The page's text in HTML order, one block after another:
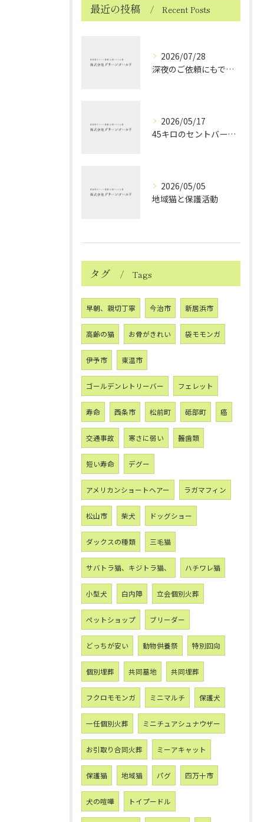
最近の投稿 Recent Posts
2026/07/28
深夜のご依頼にもできる限り対応しております ～ハムスターちゃんのお見送り～
2026/05/17
45キロのセントバーナードちゃんのお見送り
2026/05/05
地域猫と保護活動
タグ Tags
早朝、親切丁寧 今治市 新居浜市
高齢の猫 お骨がきれい 袋モモンガ
伊予市 東温市
ゴールデンレトリーバー フェレット
寿命 西条市 松前町 砥部町 癌
交通事故 寒さに弱い 齧歯類
短い寿命 デグー
アメリカンショートヘアー ラガマフィン
松山市 柴犬 ドッグショー
ダックスの種類 三毛猫
サバトラ猫、キジトラ猫、 ハチワレ猫
小型犬 白内障 立会個別火葬
ペットショップ ブリーダー
どっちが安い 動物供養祭 特別回向
個別埋葬 共同墓地 共同埋葬
フクロモモンガ ミニマルチ 保護犬
一任個別火葬 ミニチュアシュナウザー
お引取り合同火葬 ミーアキャット
保護猫 地域猫 パグ 四万十市
犬の喧嘩 トイプードル